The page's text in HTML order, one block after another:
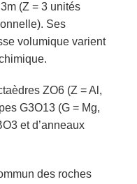
(Z = 3 unités
Ses
volumique varient
ZO6 (Z = Al,
G3O13 (G = Mg,
et d’anneaux
des roches